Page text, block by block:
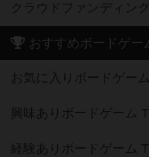
クラウドファンディン
おすすめボードゲー
お気に入りボードゲー
興味ありボードゲーム
経験ありボードゲーム